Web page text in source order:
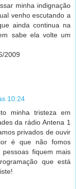
minha indignação
venho escutando a
ainda continua na
sabe ela volte um
2009
10:24
minha tristeza em
da rádio Antena 1
privados de ouvir
é que não fomos
fiquem mais
que está